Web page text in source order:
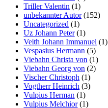
Triller Valentin (1)
unbekannter Autor(152)
Uncategorized (1)
Uz Johann Peter(1)
Veith Johann Immanuel (1)
Vespasius Hermann (5)
Viebahn Christa von (1)
Viebahn Georg von (2)
Vischer Christoph (1)
Vogtherr Heinrich (3)
Vulpius Herman (1)
Vulpius Melchior(1)